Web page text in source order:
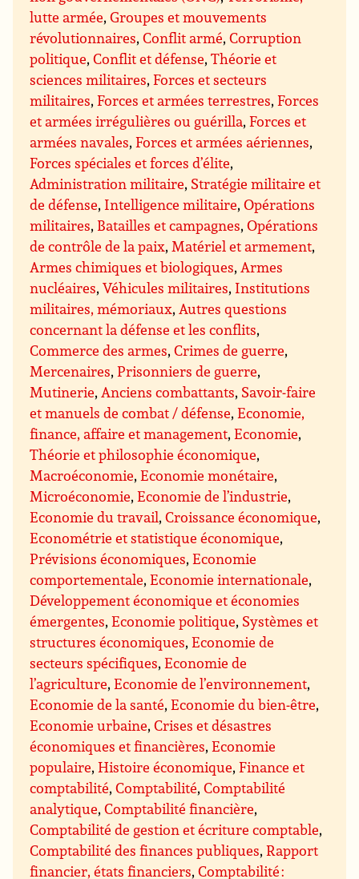
lutte armée,Groupes et mouvements
révolutionnaires,Conflit armé,Corruption
politique,Conflit et défense,Théorie et
sciences militaires,Forces et secteurs
militaires,Forces et armées terrestres,Forces
et armées irrégulières ou guérilla,Forces et
armées navales,Forces et armées aériennes,
Forces spéciales et forces d’élite,
Administration militaire, Stratégie militaire et
de défense, Intelligence militaire,Opérations
militaires, Batailles et campagnes,Opérations
de contrôle de la paix,Matériel et armement,
Armes chimiques et biologiques,Armes
nucléaires,Véhicules militaires, Institutions
militaires, mémoriaux,Autres questions
concernant la défense et les conflits,
Commerce des armes,Crimes de guerre,
Mercenaires,Prisonniers de guerre,
Mutinerie,Anciens combattants, Savoir-faire
et manuels de combat / défense,Economie,
finance, affaire et management,Economie,
Théorie et philosophie économique,
Macroéconomie,Economie monétaire,
Microéconomie,Economie de l’industrie,
Economie du travail,Croissance économique,
Econométrie et statistique économique,
Prévisions économiques,Economie
comportementale,Economie internationale,
Développement économique et économies
émergentes,Economie politique, Systèmes et
structures économiques,Economie de
secteurs spécifiques,Economie de
l’agriculture,Economie de l’environnement,
Economie de la santé,Economie du bien-être,
Economie urbaine,Crises et désastres
économiques et financières,Economie
populaire,Histoire économique,Finance et
comptabilité,Comptabilité,Comptabilité
analytique,Comptabilité financière,
Comptabilité de gestion et écriture comptable,
Comptabilité des finances publiques,Rapport
financier, états financiers,Comptabilité :